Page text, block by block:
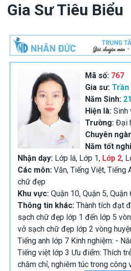
Gia Sư Tiêu Biểu
Mã số: 767
Gia sư: Trần
Năm Sinh:
Hiện là: Sinh
Trường: Đại
Chuyên
Năm tốt
Nhận dạy: Lớp lá, Lớp 1, Lớp 2,
Các môn: Văn, Tiếng Việt, Tiếng
chữ đẹp
Khu vực: Quận 10, Quận 5, Quận
Thông tin khác: Thành tích đạt
sạch chữ đẹp lớp 1 đến lớp 5
vở sạch chữ đẹp lớp 2 vòng
Tiếng anh lớp 7 Kinh nghiệm: -
Tiếng việt lớp 3 Ưu điểm: Thích
chăm chỉ, nghiêm túc trong công